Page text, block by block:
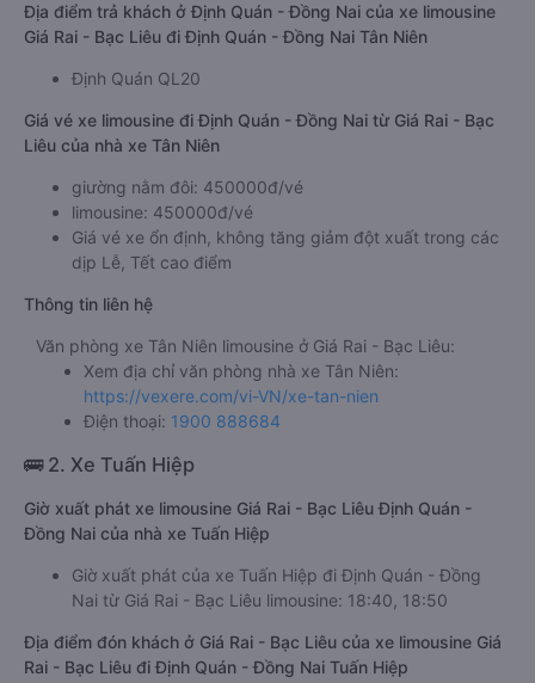
Địa điểm trả khách ở Định Quán - Đồng Nai của xe limousine
Giá Rai - Bạc Liêu đi Định Quán - Đồng Nai Tân Niên
Định Quán QL20
Giá vé xe limousine đi Định Quán - Đồng Nai từ Giá Rai - Bạc
Liêu của nhà xe Tân Niên
giường nằm đôi: 450000đ/vé
limousine: 450000đ/vé
Giá vé xe ổn định, không tăng giảm đột xuất trong các
dịp Lễ, Tết cao điểm
Thông tin liên hệ
Văn phòng xe Tân Niên limousine ở Giá Rai - Bạc Liêu:
Xem địa chỉ văn phòng nhà xe Tân Niên:
https://vexere.com/vi-VN/xe-tan-nien
Điện thoại: 1900 888684
🚌 2. Xe Tuấn Hiệp
Giờ xuất phát xe limousine Giá Rai - Bạc Liêu Định Quán -
Đồng Nai của nhà xe Tuấn Hiệp
Giờ xuất phát của xe Tuấn Hiệp đi Định Quán - Đồng
Nai từ Giá Rai - Bạc Liêu limousine: 18:40, 18:50
Địa điểm đón khách ở Giá Rai - Bạc Liêu của xe limousine Giá
Rai - Bạc Liêu đi Định Quán - Đồng Nai Tuấn Hiệp